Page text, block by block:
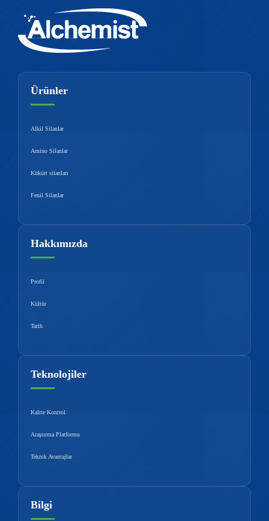
Ürünler
Alkil Silanlar
Amino Silanlar
Kükürt silanları
Fenil Silanlar
Hakkımızda
Profil
Kültür
Tarih
Teknolojiler
Kalite Kontrol
Araştırma Platformu
Teknik Avantajlar
Bilgi